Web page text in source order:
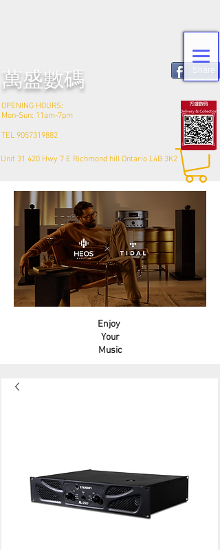
Share
Unit 31 420 Hwy 7 E Richmond hill Ontario L4B 3K2
OPENING HOURS:
Mon-Sun: 11am-7pm
TEL 9057319882
​萬盛數碼
Enjoy
Your
Music